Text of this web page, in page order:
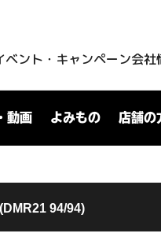
ベント・キャンペーン会社
動画 よみもの 店舗の
(DMR21 94/94)